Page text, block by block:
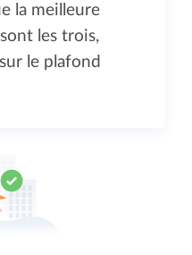
la meilleure
les trois,
le plafond